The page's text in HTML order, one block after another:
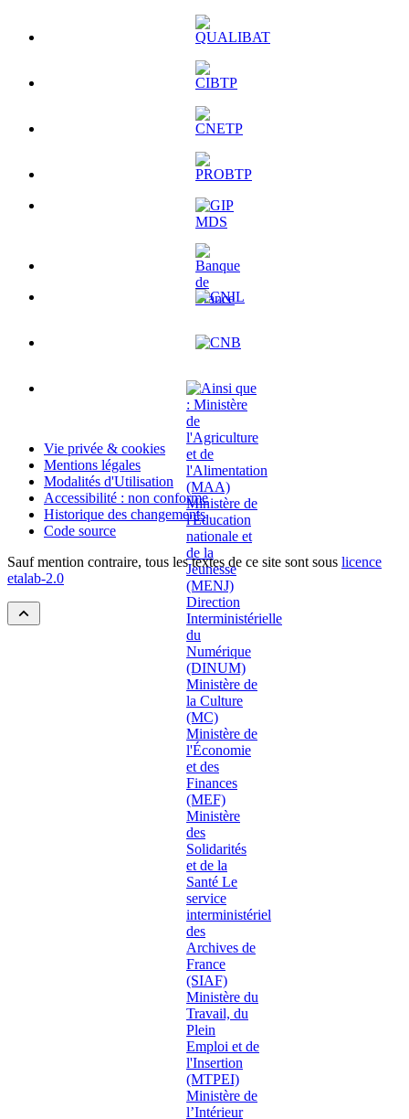
Vie privée & cookies
Mentions légales
Modalités d'Utilisation
Accessibilité : non conforme
Historique des changements
Code source
Sauf mention contraire, tous les textes de ce site sont sous licence
etalab-2.0